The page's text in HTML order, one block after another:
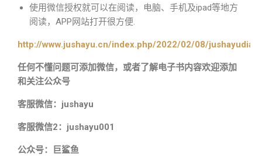
使用微信授权就可以在阅读，电脑、手机及ipad等地方
阅读，APP网站打开很方便.
http://www.jushayu.cn/index.php/2022/02/08/
任何不懂问题可添加微信，或者了解电子书内容欢迎添加
和关注公众号
客服微信：jushayu
客服微信2：jushayu001
公众号：巨鲨鱼